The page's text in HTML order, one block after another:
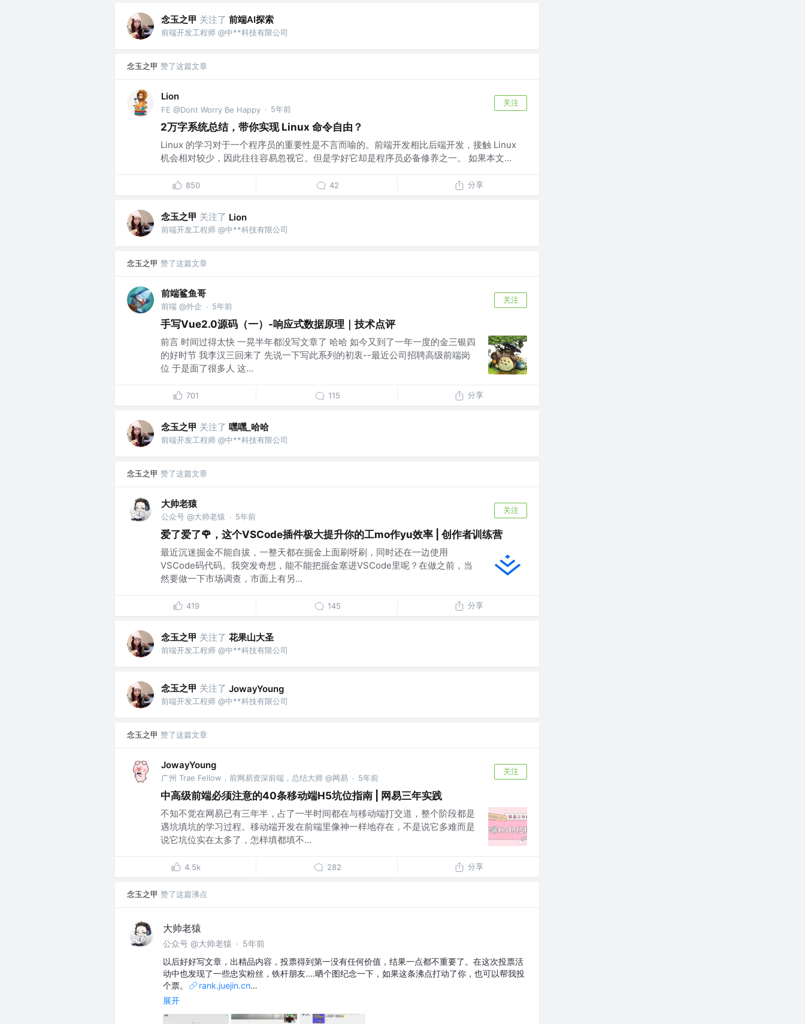
念玉之甲 关注了 前端AI探索
前端开发工程师 @中**科技有限公司
念玉之甲 赞了这篇文章
Lion
FE @Dont Worry Be Happy · 5年前
关注
2万字系统总结，带你实现 Linux 命令自由？
Linux 的学习对于一个程序员的重要性是不言而喻的。前端开发相比后端开发，接触 Linux
机会相对较少，因此往往容易忽视它。但是学好它却是程序员必备修养之一。 如果本文...
850 42 分享
念玉之甲 关注了 Lion
前端开发工程师 @中**科技有限公司
念玉之甲 赞了这篇文章
前端鲨鱼哥
前端 @外企 · 5年前
关注
手写Vue2.0源码（一）-响应式数据原理｜技术点评
前言 时间过得太快 一晃半年都没写文章了 哈哈 如今又到了一年一度的金三银四
的好时节 我李汉三回来了 先说一下写此系列的初衷--最近公司招聘高级前端岗
位 于是面了很多人 这...
701 115 分享
念玉之甲 关注了 嘿嘿_哈哈
前端开发工程师 @中**科技有限公司
念玉之甲 赞了这篇文章
大帅老猿
公众号 @大帅老猿 · 5年前
关注
爱了爱了🌹，这个VSCode插件极大提升你的工mo作yu效率 | 创作者训练营
最近沉迷掘金不能自拔，一整天都在掘金上面刷呀刷，同时还在一边使用
VSCode码代码。我突发奇想，能不能把掘金塞进VSCode里呢？在做之前，当
然要做一下市场调查，市面上有另...
419 145 分享
念玉之甲 关注了 花果山大圣
前端开发工程师 @中**科技有限公司
念玉之甲 关注了 JowayYoung
前端开发工程师 @中**科技有限公司
念玉之甲 赞了这篇文章
JowayYoung
广州 Trae Fellow，前网易资深前端，总结大师 @网易 · 5年前
关注
中高级前端必须注意的40条移动端H5坑位指南 | 网易三年实践
不知不觉在网易已有三年半，占了一半时间都在与移动端打交道，整个阶段都是
遇坑填坑的学习过程。移动端开发在前端里像神一样地存在，不是说它多难而是
说它坑位实在太多了，怎样填都填不...
4.5k 282 分享
念玉之甲 赞了这篇沸点
大帅老猿
公众号 @大帅老猿 · 5年前
以后好好写文章，出精品内容，投票得到第一没有任何价值，结果一点都不重要了。在这次投票活
动中也发现了一些忠实粉丝，铁杆朋友....晒个图纪念一下，如果这条沸点打动了你，也可以帮我投
个票。
rank.juejin.cn…
展开